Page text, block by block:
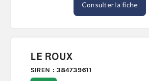
Consulter la fiche
LE ROUX
SIREN : 384739611